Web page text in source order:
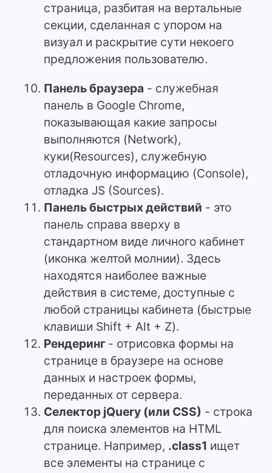
страница, разбитая на вертальные
секции, сделанная с упором на
визуал и раскрытие сути некоего
предложения пользователю.
Панель браузера - служебная
панель в Google Chrome,
показывающая какие запросы
выполняются (Network),
куки(Resources), служебную
отладочную информацию (Console),
отладка JS (Sources).
Панель быстрых действий - это
панель справа вверху в
стандартном виде личного кабинет
(иконка желтой молнии). Здесь
находятся наиболее важные
действия в системе, доступные с
любой страницы кабинета (быстрые
клавиши Shift + Alt + Z).
Рендеринг - отрисовка формы на
странице в браузере на основе
данных и настроек формы,
переданных от сервера.
Селектор jQuery (или CSS) - строка
для поиска элементов на HTML
странице. Например, .class1 ищет
все элементы на странице с